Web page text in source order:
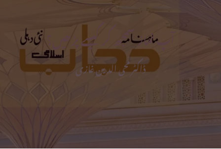
آپ نماز سمجھ کر کیسے پڑھیں؟
ڈاکٹر محی الدین غازی